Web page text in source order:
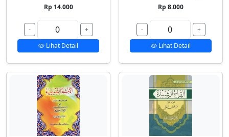
Rp 14.000
-
+
Lihat Detail
Rp 8.000
-
+
Lihat Detail